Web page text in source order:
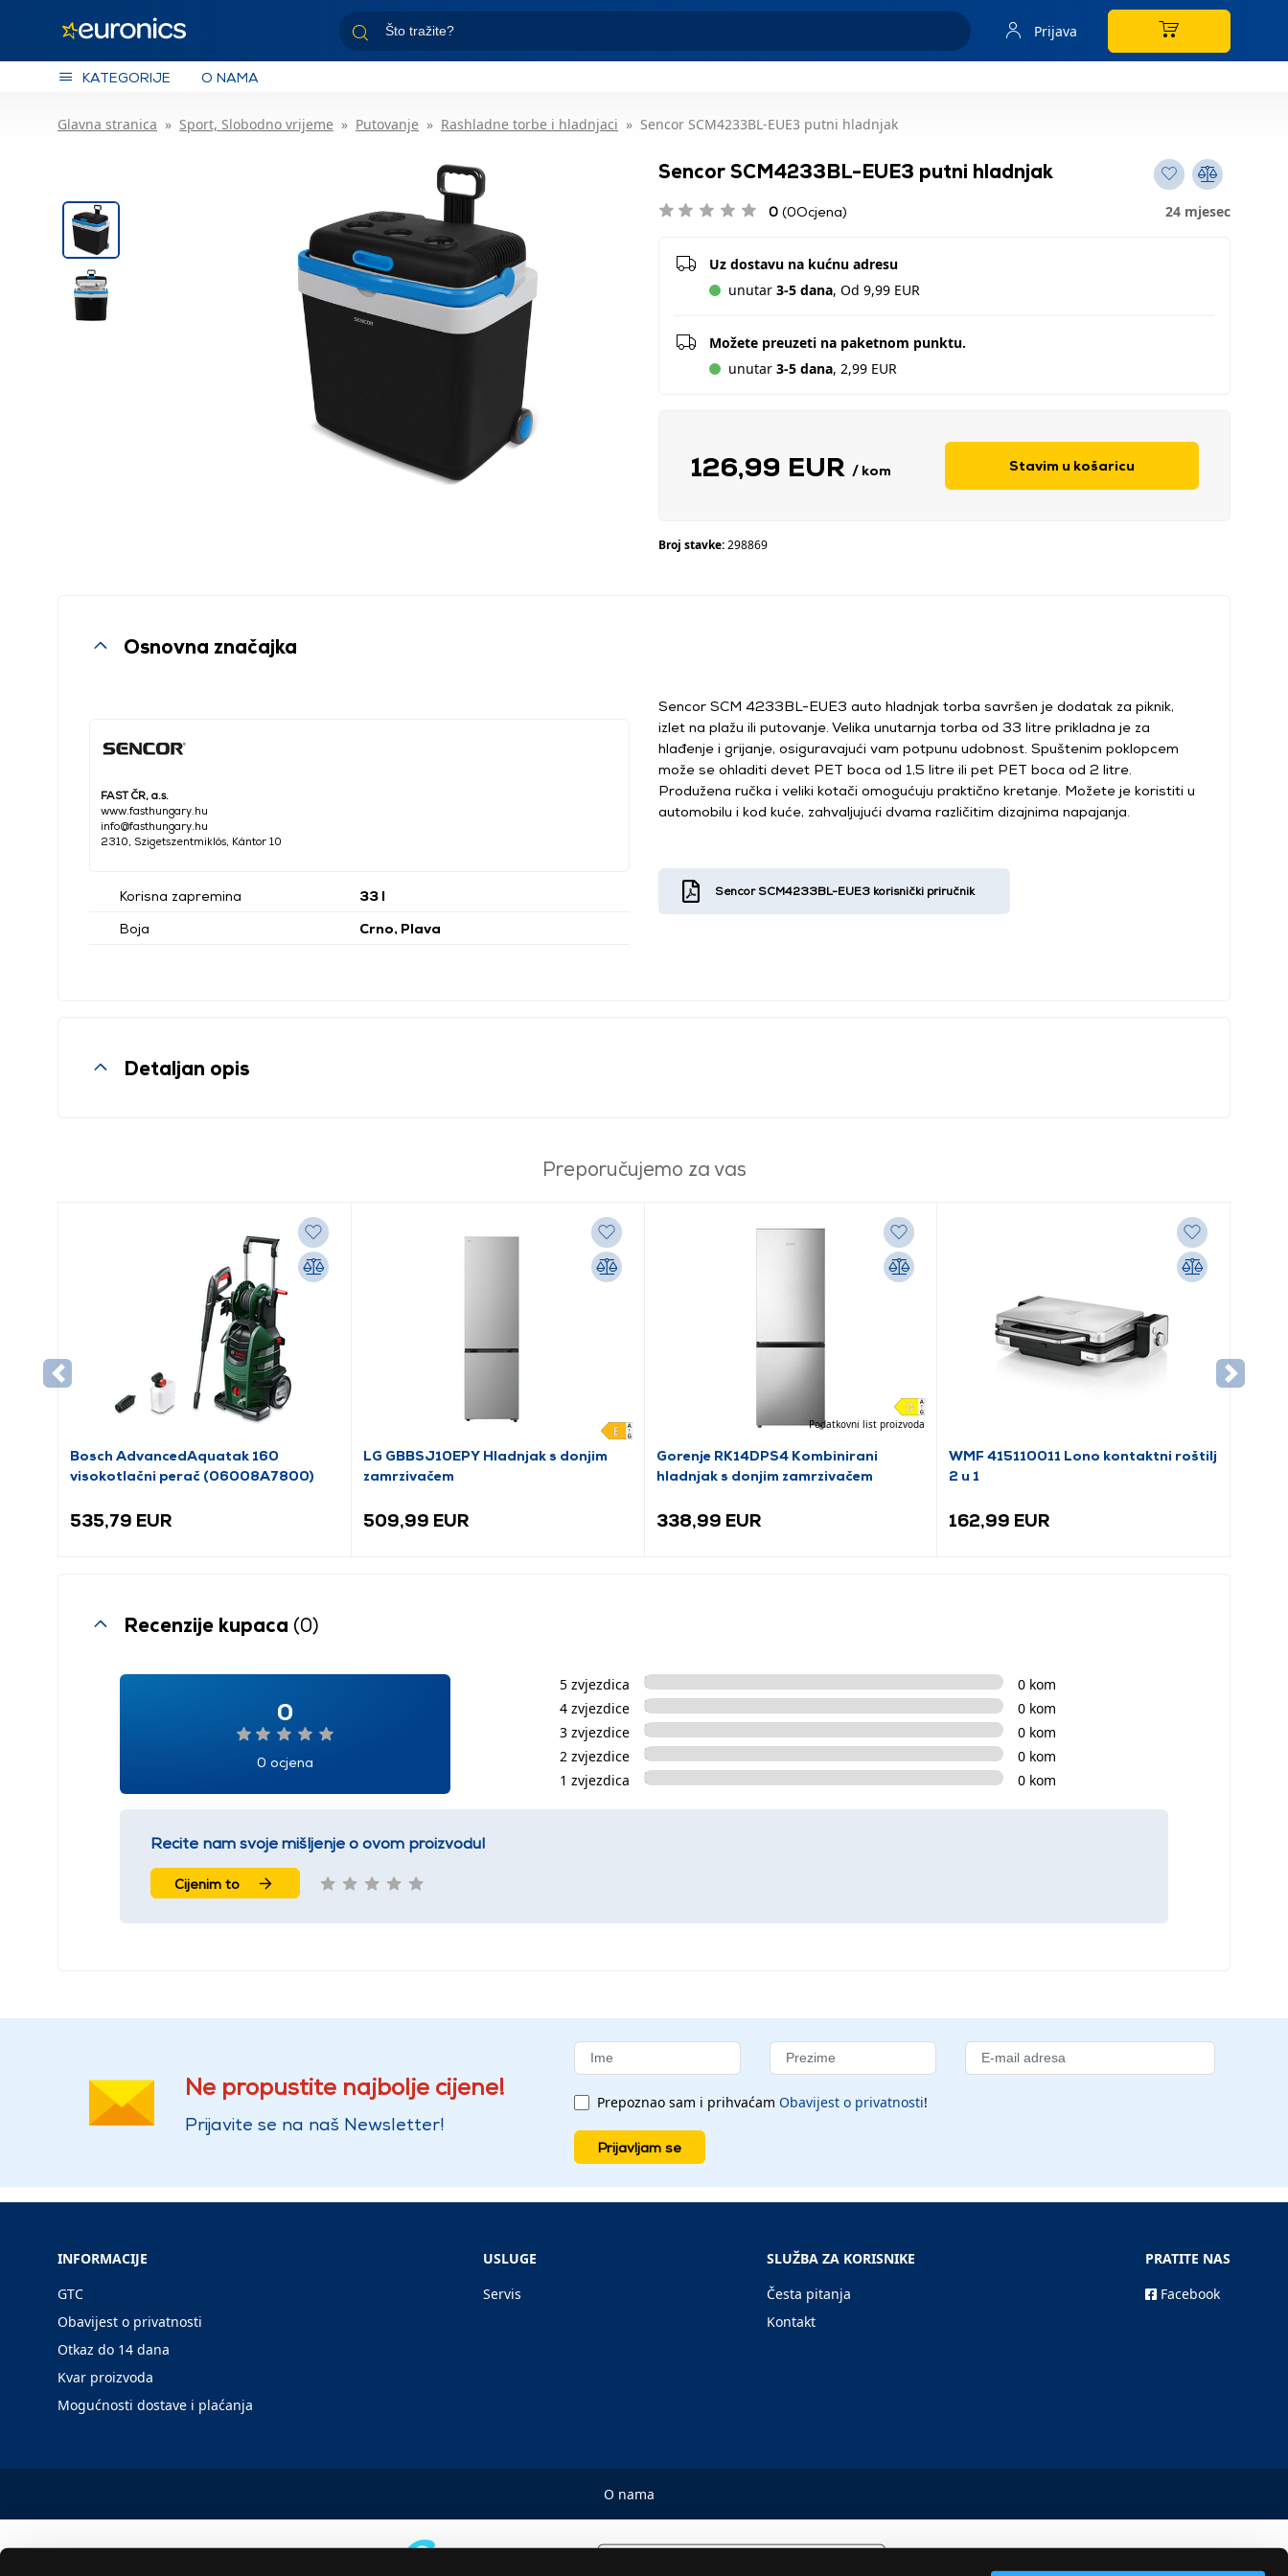
Prijava
KATEGORIJE O NAMA
Glavna stranica Sport, Slobodno vrijeme Putovanje Rashladne torbe i hladnjaci Sencor SCM4233BL-EUE3 putni hladnjak
Sencor SCM4233BL-EUE3 putni hladnjak
0 (0Ocjena) 24 mjesec
Uz dostavu na kućnu adresu
unutar 3-5 dana, Od 9,99 EUR
Možete preuzeti na paketnom punktu.
unutar 3-5 dana, 2,99 EUR
126,99 EUR / kom Stavim u košaricu
Broj stavke:298869
Osnovna značajka
FAST ČR, a.s.
www.fasthungary.hu
info@fasthungary.hu
2310, Szigetszentmiklós, Kántor 10
Korisna zapremina
33 l
Boja
Crno, Plava
Sencor SCM 4233BL-EUE3 auto hladnjak torba savršen je dodatak za piknik,
izlet na plažu ili putovanje. Velika unutarnja torba od 33 litre prikladna je za
hlađenje i grijanje, osiguravajući vam potpunu udobnost. Spuštenim poklopcem
može se ohladiti devet PET boca od 1,5 litre ili pet PET boca od 2 litre.
Produžena ručka i veliki kotači omogućuju praktično kretanje. Možete je koristiti u
automobilu i kod kuće, zahvaljujući dvama različitim dizajnima napajanja.
Sencor SCM4233BL-EUE3 korisnički priručnik
Detaljan opis
Preporučujemo za vas
Bosch AdvancedAquatak 160
visokotlačni perač (06008A7800)
535,79 EUR
LG GBBSJ10EPY Hladnjak s donjim
zamrzivačem
509,99 EUR
Podatkovni list proizvoda
Gorenje RK14DPS4 Kombinirani
hladnjak s donjim zamrzivačem
338,99 EUR
WMF 415110011 Lono kontaktni roštilj
2 u 1
162,99 EUR
Recenzije kupaca (0)
0
0 ocjena
5 zvjezdica
0 kom
4 zvjezdice
0 kom
3 zvjezdice
0 kom
2 zvjezdice
0 kom
1 zvjezdica
0 kom
Recite nam svoje mišljenje o ovom proizvodu!
Cijenim to
Ne propustite najbolje cijene!
Prijavite se na naš Newsletter!
Prepoznao sam i prihvaćam Obavijest o privatnosti!
Prijavljam se
INFORMACIJE
GTC
Obavijest o privatnosti
Otkaz do 14 dana
Kvar proizvoda
Mogućnosti dostave i plaćanja
USLUGE
Servis
SLUŽBA ZA KORISNIKE
Česta pitanja
Kontakt
PRATITE NAS
Facebook
O nama